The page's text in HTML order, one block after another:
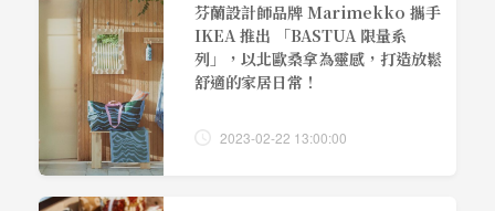
芬蘭設計師品牌 Marimekko 攜手
IKEA 推出 「BASTUA 限量系
列」，以北歐桑拿為靈感，打造放鬆
舒適的家居日常！
2023-02-22 13:00:00